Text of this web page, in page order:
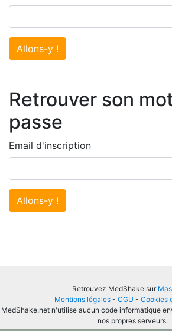
Allons-y !
Retrouver son
passe
Email d'inscription
Allons-y !
Retrouvez MedShake sur
Mentions légales - CGU - Cookies
MedShake.net n'utilise aucun code informatique
nos propres serveurs.